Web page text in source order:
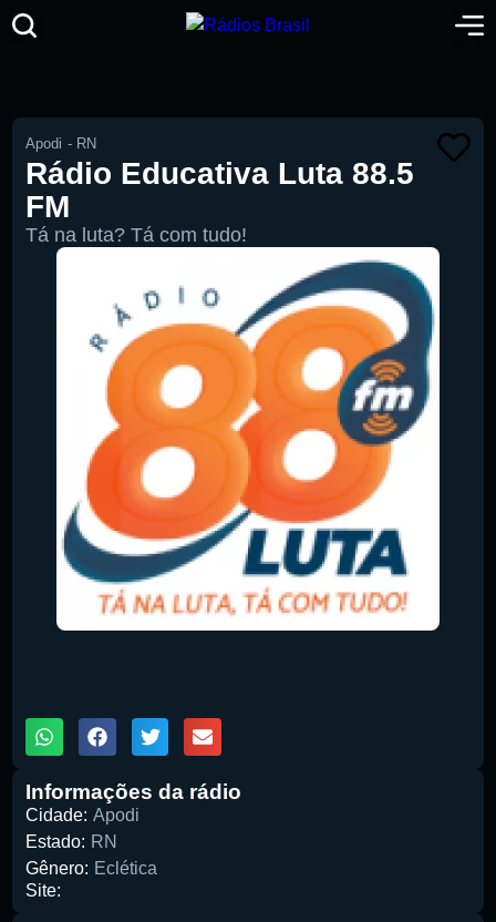
Apodi - RN
Rádio Educativa Luta 88.5
FM
Tá na luta? Tá com tudo!
Informações da rádio
Cidade: Apodi
Estado: RN
Gênero: Eclética
Site: